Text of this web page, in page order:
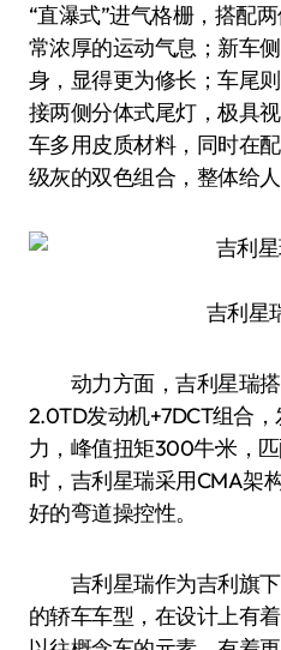
“直瀑式”进气格栅，搭配
常浓厚的运动气息；新车
身，显得更为修长；车尾
接两侧分体式尾灯，极具
车多用皮质材料，同时在
级灰的双色组合，整体给
吉利星
动力方面，吉利星瑞搭
2.0TD发动机+7DCT组合
力，峰值扭矩300牛·米，
时，吉利星瑞采用CMA架
好的弯道操控性。
吉利星瑞作为吉利旗下
的轿车车型，在设计上有